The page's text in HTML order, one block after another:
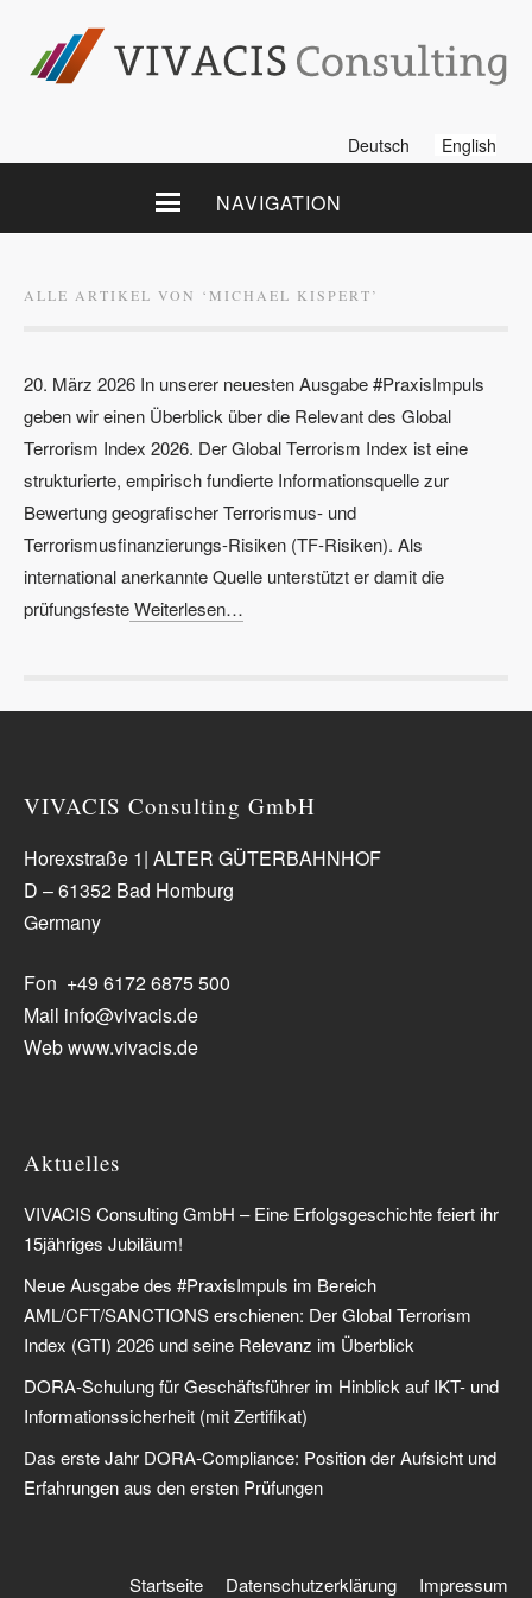
Deutsch English
NAVIGATION
ALLE ARTIKEL VON ‘ MICHAEL KISPERT’
20. März 2026 In unserer neuesten Ausgabe #PraxisImpuls
geben wir einen Überblick über die Relevant des Global
Terrorism Index 2026. Der Global Terrorism Index ist eine
strukturierte, empirisch fundierte Informationsquelle zur
Bewertung geografischer Terrorismus- und
Terrorismusfinanzierungs-Risiken (TF-Risiken). Als
international anerkannte Quelle unterstützt er damit die
prüfungsfesteWeiterlesen…
VIVACIS Consulting GmbH
Horexstraße 1| ALTER GÜTERBAHNHOF
D – 61352 Bad Homburg
Germany
Fon +49 6172 6875 500
Mail info@vivacis.de
Web www.vivacis.de
Aktuelles
VIVACIS Consulting GmbH – Eine Erfolgsgeschichte feiert ihr
15jähriges Jubiläum!
Neue Ausgabe des #PraxisImpuls im Bereich
AML/CFT/SANCTIONS erschienen: Der Global Terrorism
Index (GTI) 2026 und seine Relevanz im Überblick
DORA-Schulung für Geschäftsführer im Hinblick auf IKT- und
Informationssicherheit (mit Zertifikat)
Das erste Jahr DORA-Compliance: Position der Aufsicht und
Erfahrungen aus den ersten Prüfungen
Startseite Datenschutzerklärung Impressum